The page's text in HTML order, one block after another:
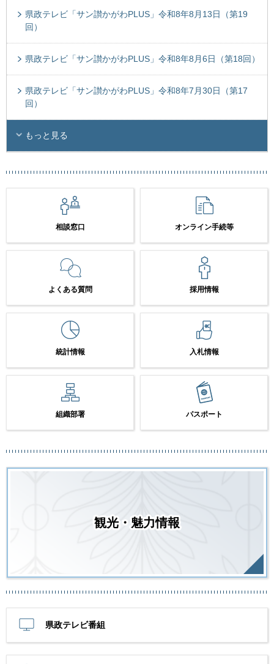
県政テレビ「サン讃かがわPLUS」令和8年8月13日（第19
回）
県政テレビ「サン讃かがわPLUS」令和8年8月6日（第18回）
県政テレビ「サン讃かがわPLUS」令和8年7月30日（第17
回）
もっと見る
相談窓口 オンライン手続等
よくある質問 採用情報
統計情報 入札情報
組織部署 パスポート
観光・魅力情報
県政テレビ番組